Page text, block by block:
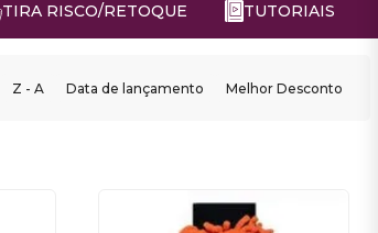
TIRA RISCO/RETOQUE TUTORIAIS
Z - A Data de lançamento Melhor Desconto